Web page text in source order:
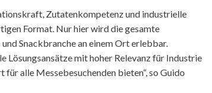
Zutatenkompetenz und industrielle
Format. Nur hier wird die gesamte
Snackbranche an einem Ort erlebbar.
Lösungsansätze mit hoher Relevanz für Industrie
alle Messebesuchenden bieten“, so Guido